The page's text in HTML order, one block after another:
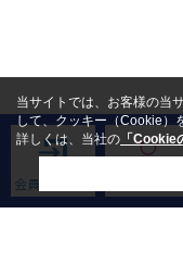
会員ログイン
当サイトでは、お客様の当
して、クッキー（Cookie）
詳しくは、当社の 「Cookie